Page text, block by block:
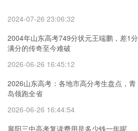
2024-07-26 23:06:32
2004年山东高考749分状元王端鹏，差1分
满分的传奇至今难破
2026-06-26 16:45:12
2026山东高考：各地市高分考生盘点，青
岛领跑全省
2026-06-26 16:44:54
襄阳三中高考复读费用是多少钱一年呢